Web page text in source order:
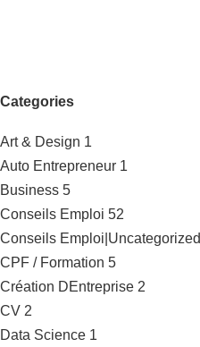
Categories
Art & Design 1
Auto Entrepreneur 1
Business 5
Conseils Emploi 52
Conseils Emploi|Uncategorized
CPF / Formation 5
Création DEntreprise 2
CV 2
Data Science 1